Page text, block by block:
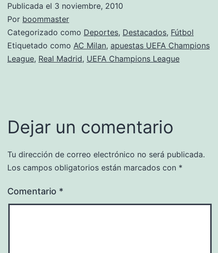
Publicada el 3 noviembre, 2010
Por boommaster
Categorizado como Deportes, Destacados, Fútbol
Etiquetado como AC Milan, apuestas UEFA Champions
League, Real Madrid, UEFA Champions League
Dejar un comentario
Tu dirección de correo electrónico no será publicada.
Los campos obligatorios están marcados con *
Comentario *